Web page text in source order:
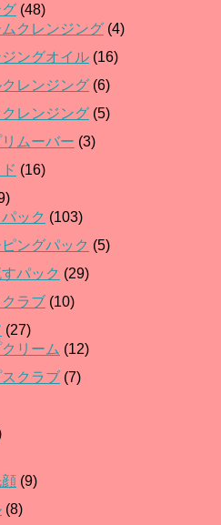
(48)
クレンジング (4)
ングオイル (16)
レンジング (6)
クレンジング (5)
ムーバー (3)
(16)
ック (103)
ングパック (5)
パック (29)
ラブ (10)
(27)
リーム (12)
スクラブ (7)
(9)
(8)